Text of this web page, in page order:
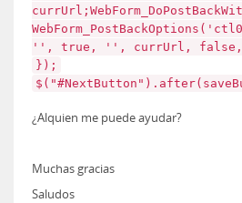
'', true, '', currUrl,
});
¿Alquien me puede ayudar?
Muchas gracias
Saludos